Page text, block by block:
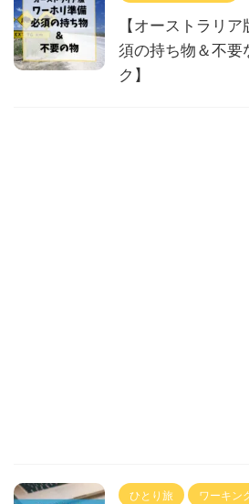
【オーストラリ
須の持ち物＆不要
ク】
ひとり旅 ワーキン